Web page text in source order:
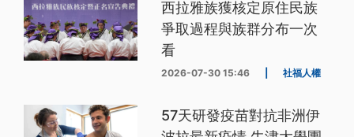
西拉雅族獲核定原住民族
爭取過程與族群分布一次
看
2026-07-30 15:46 社福人權
57天研發疫苗對抗非洲伊